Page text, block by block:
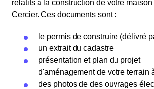
relatifs à la construction de votre maison
Cercier. Ces documents sont :
le permis de construire (délivré
un extrait du cadastre
présentation et plan du projet
d'aménagement de votre terrain
des photos de des ouvrages